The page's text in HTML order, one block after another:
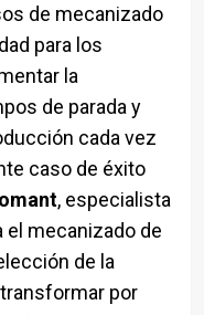
de mecanizado
para los
la
de parada y
cada vez
caso de éxito
, especialista
el mecanizado de
de la
por